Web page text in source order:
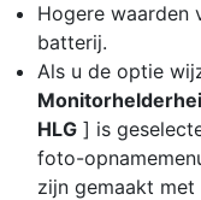
Hogere waarden
batterij.
Als u de optie
HLG ] is
foto-
zijn gemaakt met